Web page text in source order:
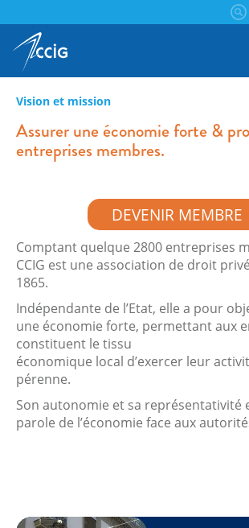
Vision et mission
Assurer une économie forte &
entreprises membres.
DEVENIR MEMBRE
Comptant quelque 2800 entreprises
CCIG est une association de droit
1865.
Indépendante de l’Etat, elle a pour
une économie forte, permettant aux
constituent le tissu
économique local d’exercer leur
pérenne.
Son autonomie et sa représentativité
parole de l’économie face aux